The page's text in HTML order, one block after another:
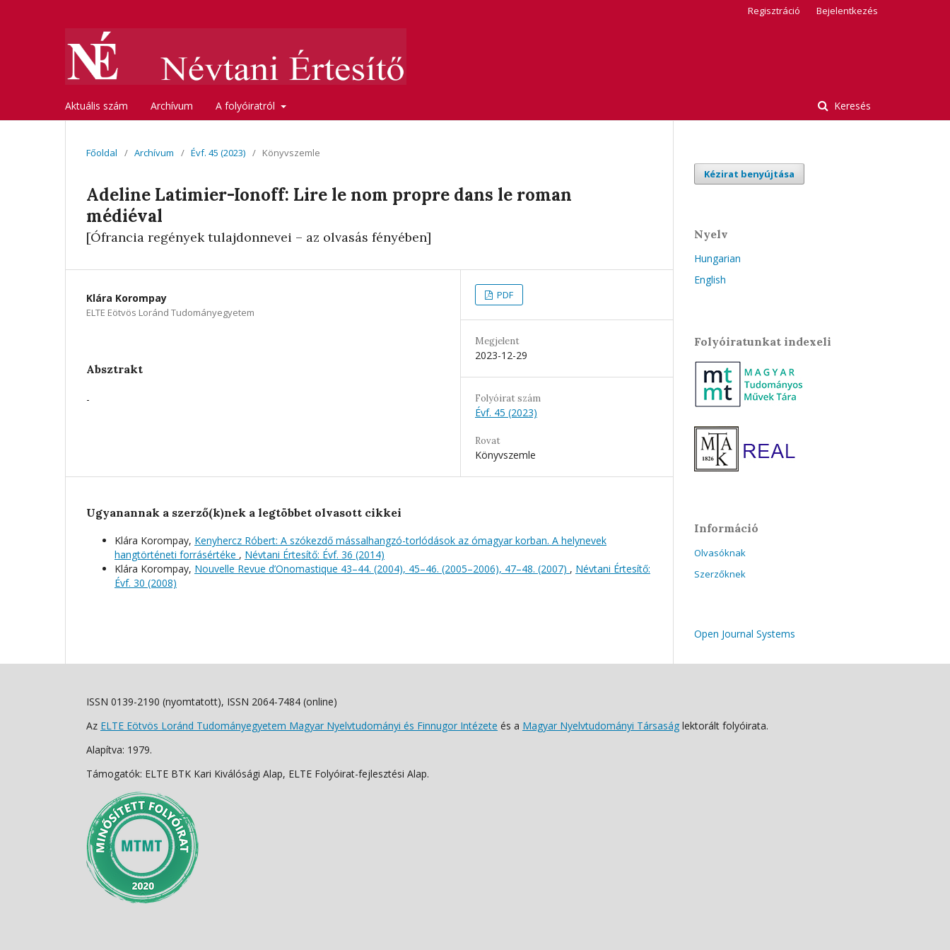
Aktuális szám Archívum A folyóiratról Keresés
Regisztráció Bejelentkezés
Főoldal / Archívum / Évf. 45 (2023) / Könyvszemle
Adeline Latimier-Ionoff: Lire le nom propre dans le roman
médiéval
[Ófrancia regények tulajdonnevei – az olvasás fényében]
Klára Korompay
ELTE Eötvös Loránd Tudományegyetem
Absztrakt
-
PDF
Megjelent
2023-12-29
Folyóirat szám
Évf. 45 (2023)
Rovat
Könyvszemle
Ugyanannak a szerző(k)nek a legtöbbet olvasott cikkei
Klára Korompay, Kenyhercz Róbert: A szókezdő mássalhangzó-torlódások az ómagyar korban. A helynevek
hangtörténeti forrásértéke , Névtani Értesítő: Évf. 36 (2014)
Klára Korompay, Nouvelle Revue d’Onomastique 43–44. (2004), 45–46. (2005–2006), 47–48. (2007) , Névtani Értesítő:
Évf. 30 (2008)
Kézirat benyújtása
Nyelv
Hungarian
English
Folyóiratunkat indexeli
Információ
Olvasóknak
Szerzőknek
Open Journal Systems
ISSN 0139-2190 (nyomtatott), ISSN 2064-7484 (online)
Az ELTE Eötvös Loránd Tudományegyetem Magyar Nyelvtudományi és Finnugor Intézete és a Magyar Nyelvtudományi Társaság lektorált folyóirata.
Alapítva: 1979.
Támogatók: ELTE BTK Kari Kiválósági Alap, ELTE Folyóirat-fejlesztési Alap.